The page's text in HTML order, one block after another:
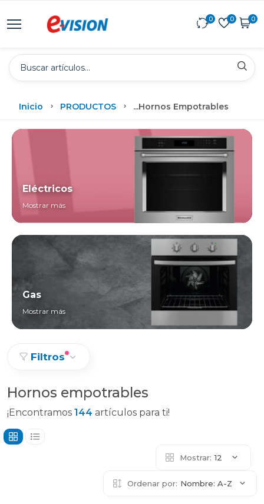
0 0 0
Inicio PRODUCTOS ...Hornos Empotrables
Eléctricos
Mostrar más
Gas
Mostrar más
Filtros
Hornos empotrables
¡Encontramos 144 artículos para ti!
Mostrar: 12
Ordenar por: Nombre: A-Z